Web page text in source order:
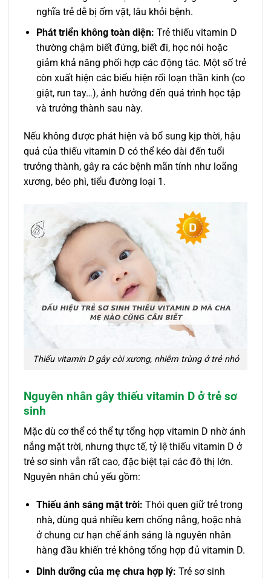
nghĩa trẻ dễ bị ốm vặt, lâu khỏi bệnh.
Phát triển không toàn diện: Trẻ thiếu vitamin D
thường chậm biết đứng, biết đi, học nói hoặc
giảm khả năng phối hợp các động tác. Một số trẻ
còn xuất hiện các biểu hiện rối loạn thần kinh (co
giật, run tay…), ảnh hưởng đến quá trình học tập
và trưởng thành sau này.
Nếu không được phát hiện và bổ sung kịp thời, hậu
quả của thiếu vitamin D có thể kéo dài đến tuổi
trưởng thành, gây ra các bệnh mãn tính như loãng
xương, béo phì, tiểu đường loại 1.
Thiếu vitamin D gây còi xương, nhiễm trùng ở trẻ nhỏ
Nguyên nhân gây thiếu vitamin D ở trẻ sơ
sinh
Mặc dù cơ thể có thể tự tổng hợp vitamin D nhờ ánh
nắng mặt trời, nhưng thực tế, tỷ lệ thiếu vitamin D ở
trẻ sơ sinh vẫn rất cao, đặc biệt tại các đô thị lớn.
Nguyên nhân chủ yếu gồm:
Thiếu ánh sáng mặt trời: Thói quen giữ trẻ trong
nhà, dùng quá nhiều kem chống nắng, hoặc nhà
ở chung cư hạn chế ánh sáng là nguyên nhân
hàng đầu khiến trẻ không tổng hợp đủ vitamin D.
Dinh dưỡng của mẹ chưa hợp lý: Trẻ sơ sinh